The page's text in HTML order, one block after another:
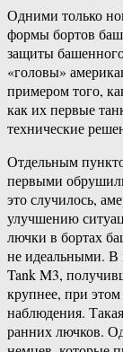
Одними только
формы бортов
защиты
«головы»
примером того,
как их первые
технические
Отдельным
первыми
это случилось,
улучшению
лючки в бортах
не идеальными. В
Tank M3,
крупнее, при
наблюдения.
ранних лючков.